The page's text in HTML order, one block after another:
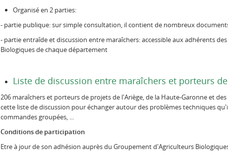
Organisé en 2 parties:
- partie publique: sur simple consultation, il contient de nombreux
- partie entraîde et discussion entre maraîchers: accessible aux adhérents
Biologiques de chaque département
Liste de discussion entre maraîchers et porteurs
206 maraîchers et porteurs de projets de l'Ariège, de la Haute-Garonne et
cette liste de discussion pour échanger autour des problèmes techniques
commandes groupées, ...
Conditions de participation
Etre à jour de son adhésion auprès du Groupement d'Agriculteurs